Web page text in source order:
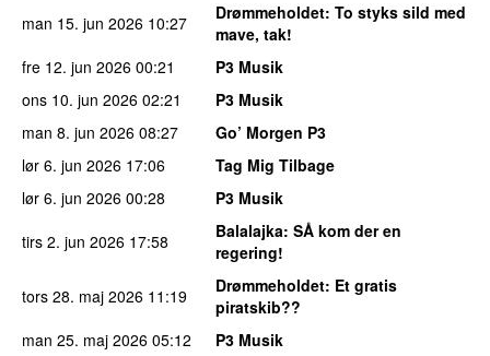
man 15. jun 2026 10:27 Drømmeholdet: To styks sild med
mave, tak!
fre 12. jun 2026 00:21
P3 Musik
ons 10. jun 2026 02:21
P3 Musik
man 8. jun 2026 08:27
Go’ Morgen P3
lør 6. jun 2026 17:06
Tag Mig Tilbage
lør 6. jun 2026 00:28
P3 Musik
tirs 2. jun 2026 17:58 Balalajka: SÅ kom der en
regering!
tors 28. maj 2026 11:19 Drømmeholdet: Et gratis
piratskib??
man 25. maj 2026 05:12
P3 Musik